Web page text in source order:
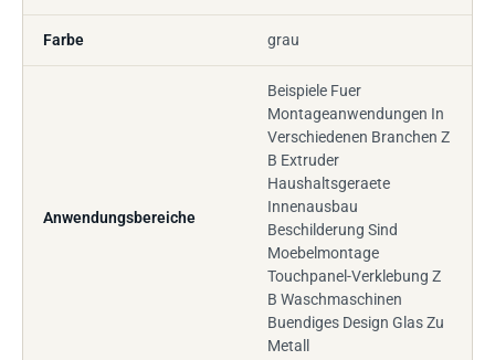
Farbe grau
Anwendungsbereiche
Beispiele Fuer
Montageanwendungen In
Verschiedenen Branchen Z
B Extruder
Haushaltsgeraete
Innenausbau
Beschilderung Sind
Moebelmontage
Touchpanel-Verklebung Z
B Waschmaschinen
Buendiges Design Glas Zu
Metall